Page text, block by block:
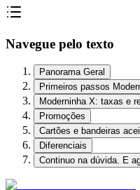
Navegue pelo texto
Panorama Geral
Primeiros passos
Moderninha X: taxas e
Promoções
Cartões e bandeiras
Diferenciais
Continuo na dúvida. E